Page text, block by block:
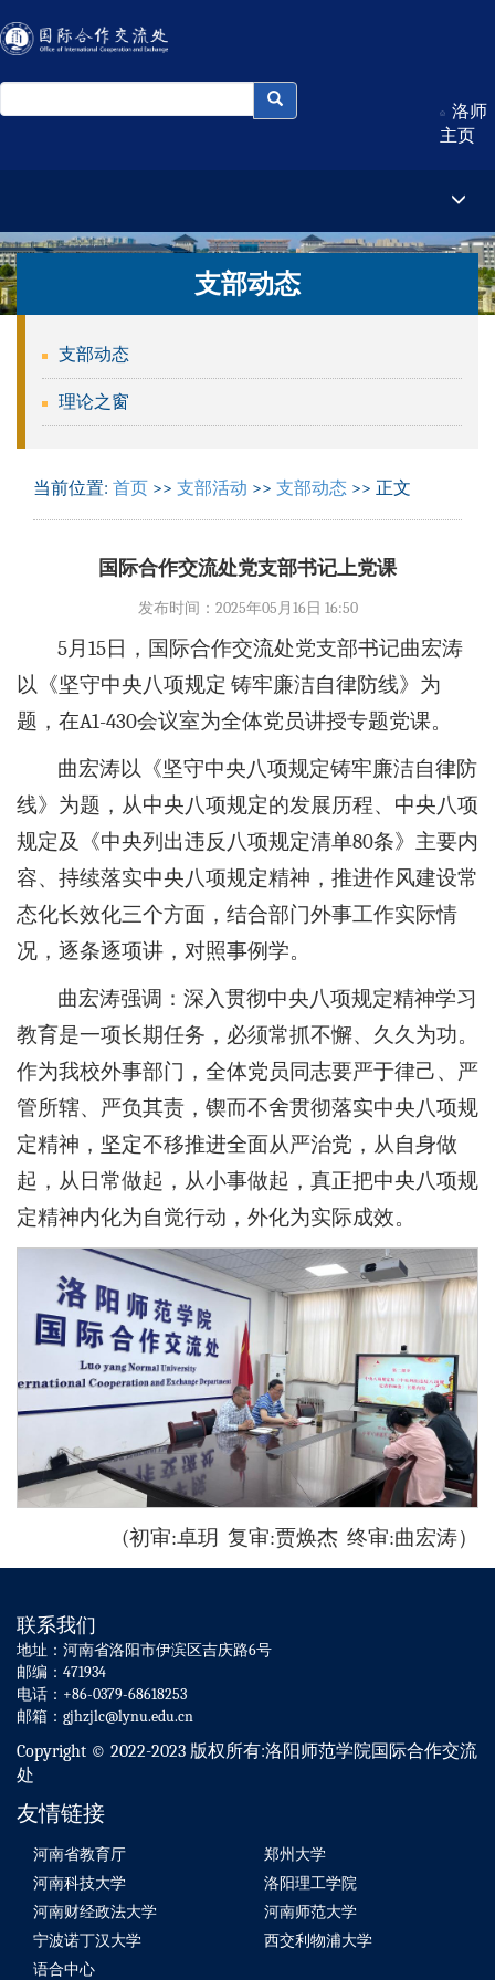
洛师
主页
支部动态
支部动态
理论之窗
当前位置: 首页 >> 支部活动 >> 支部动态 >> 正文
国际合作交流处党支部书记上党课
发布时间：2025年05月16日 16:50
5月15日，国际合作交流处党支部书记曲宏涛
以《坚守中央八项规定 铸牢廉洁自律防线》为
题，在A1-430会议室为全体党员讲授专题党课。
曲宏涛以《坚守中央八项规定铸牢廉洁自律防
线》为题，从中央八项规定的发展历程、中央八项
规定及《中央列出违反八项规定清单80条》主要内
容、持续落实中央八项规定精神，推进作风建设常
态化长效化三个方面，结合部门外事工作实际情
况，逐条逐项讲，对照事例学。
曲宏涛强调：深入贯彻中央八项规定精神学习
教育是一项长期任务，必须常抓不懈、久久为功。
作为我校外事部门，全体党员同志要严于律己、严
管所辖、严负其责，锲而不舍贯彻落实中央八项规
定精神，坚定不移推进全面从严治党，从自身做
起，从日常做起，从小事做起，真正把中央八项规
定精神内化为自觉行动，外化为实际成效。
(初审:卓玥 复审:贾焕杰 终审:曲宏涛）
联系我们
地址：河南省洛阳市伊滨区吉庆路6号
邮编：471934
电话：+86-0379-68618253
邮箱：gjhzjlc@lynu.edu.cn
Copyright © 2022-2023 版权所有:洛阳师范学院国际合作交流
处
友情链接
河南省教育厅
郑州大学
河南科技大学
洛阳理工学院
河南财经政法大学
河南师范大学
宁波诺丁汉大学
西交利物浦大学
语合中心